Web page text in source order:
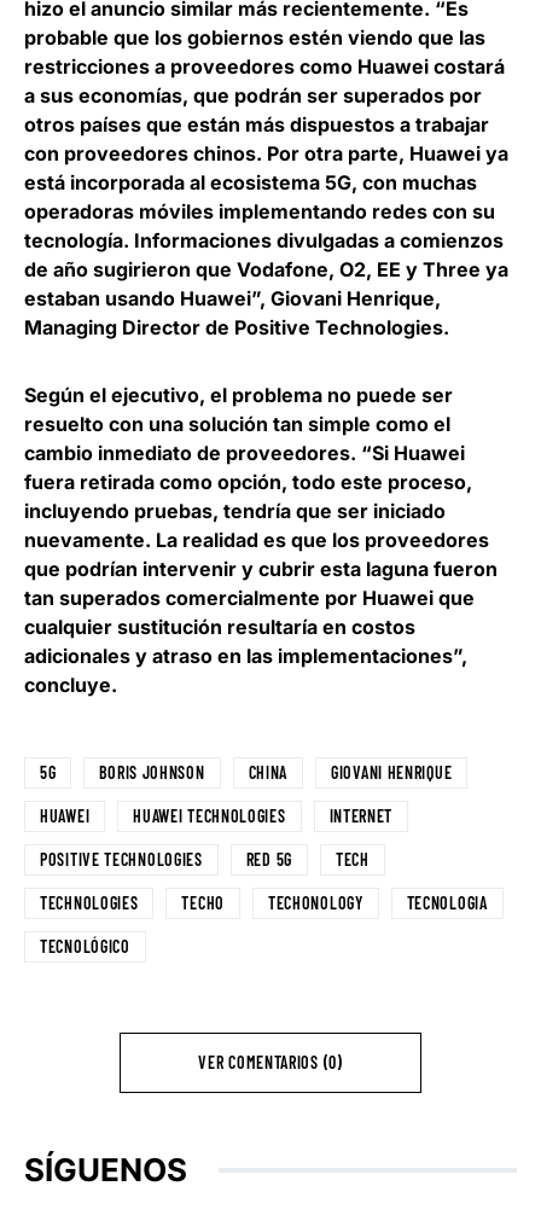
hizo el anuncio similar más recientemente. “Es
probable que los gobiernos estén viendo que las
restricciones a proveedores como Huawei costará
a sus economías, que podrán ser superados por
otros países que están más dispuestos a trabajar
con proveedores chinos. Por otra parte, Huawei ya
está incorporada al ecosistema 5G, con muchas
operadoras móviles implementando redes con su
tecnología. Informaciones divulgadas a comienzos
de año sugirieron que Vodafone, O2, EE y Three ya
estaban usando Huawei”, Giovani Henrique,
Managing Director de Positive Technologies.
Según el ejecutivo, el problema no puede ser
resuelto con una solución tan simple como el
cambio inmediato de proveedores. “Si Huawei
fuera retirada como opción, todo este proceso,
incluyendo pruebas, tendría que ser iniciado
nuevamente. La realidad es que los proveedores
que podrían intervenir y cubrir esta laguna fueron
tan superados comercialmente por Huawei que
cualquier sustitución resultaría en costos
adicionales y atraso en las implementaciones”,
concluye.
5G BORIS JOHNSON CHINA GIOVANI HENRIQUE
HUAWEI HUAWEI TECHNOLOGIES INTERNET
POSITIVE TECHNOLOGIES RED 5G TECH
TECHNOLOGIES TECHO TECHONOLOGY TECNOLOGIA
TECNOLÓGICO
VER COMENTARIOS (0)
SÍGUENOS